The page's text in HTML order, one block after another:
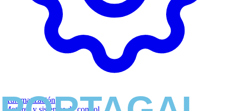
Automatización
Motores y sistemas de control